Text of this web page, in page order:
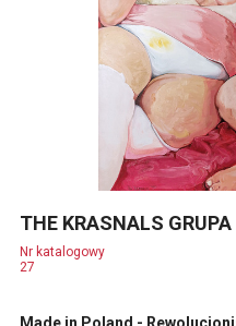
THE KRASNALS GRUPA
Nr katalogowy
27